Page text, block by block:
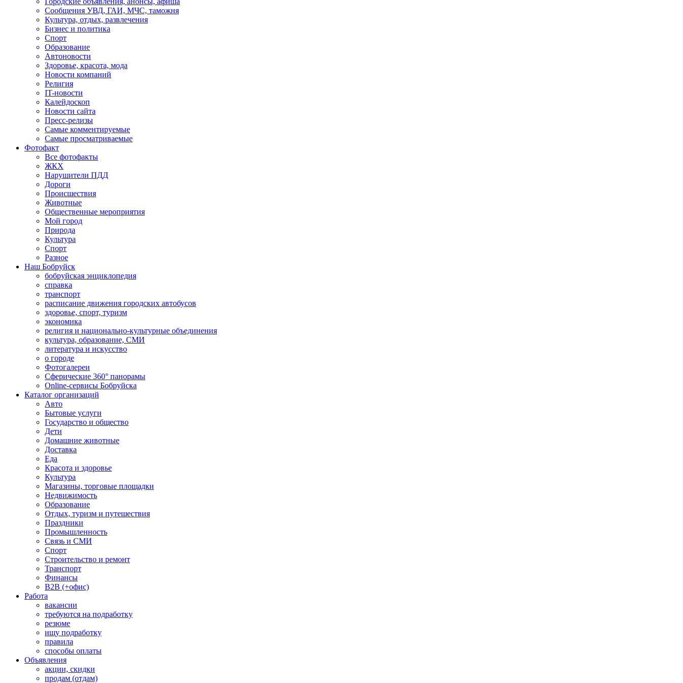
Сообщения УВД, ГАИ, МЧС, таможня
Культура, отдых, развлечения
Бизнес и политика
Спорт
Образование
Автоновости
Здоровье, красота, мода
Новости компаний
Религия
IT-новости
Калейдоскоп
Новости сайта
Пресс-релизы
Самые комментируемые
Самые просматриваемые
Фотофакт
Все фотофакты
ЖКХ
Нарушители ПДД
Дороги
Происшествия
Животные
Общественные мероприятия
Мой город
Природа
Культура
Спорт
Разное
Наш Бобруйск
бобруйская энциклопедия
справка
транспорт
расписание движения городских автобусов
здоровье, спорт, туризм
экономика
религия и национально-культурные объединения
культура, образование, СМИ
литература и искусство
о городе
Фотогалереи
Сферические 360° панорамы
Online-сервисы Бобруйска
Каталог организаций
Авто
Бытовые услуги
Государство и общество
Дети
Домашние животные
Доставка
Еда
Красота и здоровье
Культура
Магазины, торговые площадки
Недвижимость
Образование
Отдых, туризм и путешествия
Праздники
Промышленность
Связь и СМИ
Спорт
Строительство и ремонт
Транспорт
Финансы
B2B (+офис)
Работа
вакансии
требуются на подработку
резюме
ищу подработку
правила
способы оплаты
Объявления
акции, скидки
продам (отдам)